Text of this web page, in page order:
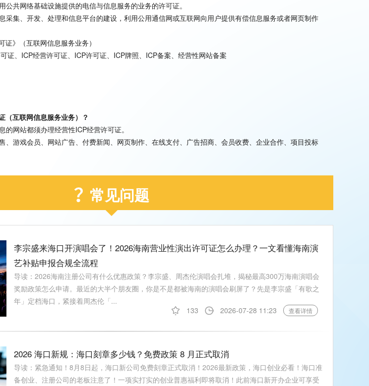
公共网络基础设施提供的电信与信息服务的业务的许可证。
采集、开发、处理和信息平台的建设，利用公用通信网或互联网向用户提供有偿信息服务或者网页制作
》（互联网信息服务业务）
证、ICP经营许可证、ICP许可证、ICP牌照、ICP备案、经营性网站备案
（互联网信息服务业务）？
的网站都须办理经营性ICP经营许可证。
、游戏会员、网站广告、付费新闻、网页制作、在线支付、广告招商、会员收费、企业合作、项目投标
常见问题
李宗盛来海口开演唱会了！2026海南营业性演出许可证怎么办理？一文看懂海南演
艺补贴申报合规全流程
导读：2026海南注册公司有什么优惠政策？李宗盛、周杰伦演唱会扎堆，揭秘最高300万海南演唱会
奖励政策怎么申请。最近的大半个朋友圈，你是不是都被海南的演唱会刷屏了？先是李宗盛「有歌之
年」定档海口，紧接着周杰伦「...
133
2026-07-28 11:23 查看详情
2026 海口新规：海口刻章多少钱？免费政策 8 月正式取消
导读：紧急通知！8月8日起，海口新公司免费刻章正式取消！2026最新政策，海口创业必看！海口准
备创业、注册公司的老板注意了！一项实打实的创业普惠福利即将取消！此前海口新开办企业可享受